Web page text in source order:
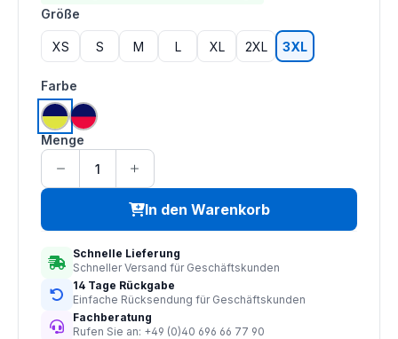
Größe
XS S M L XL 2XL 3XL
Farbe
hi vis saturn gelb | navy
hi vis rot | navy
Menge
In den Warenkorb
Schnelle Lieferung
Schneller Versand für Geschäftskunden
14 Tage Rückgabe
Einfache Rücksendung für Geschäftskunden
Fachberatung
Rufen Sie an: +49 (0)40 696 66 77 90